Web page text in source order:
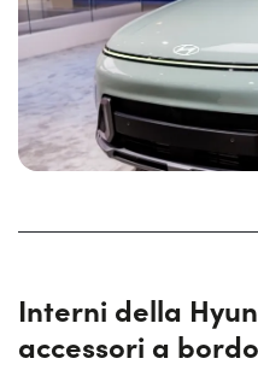
Interni della
accessori a bordo